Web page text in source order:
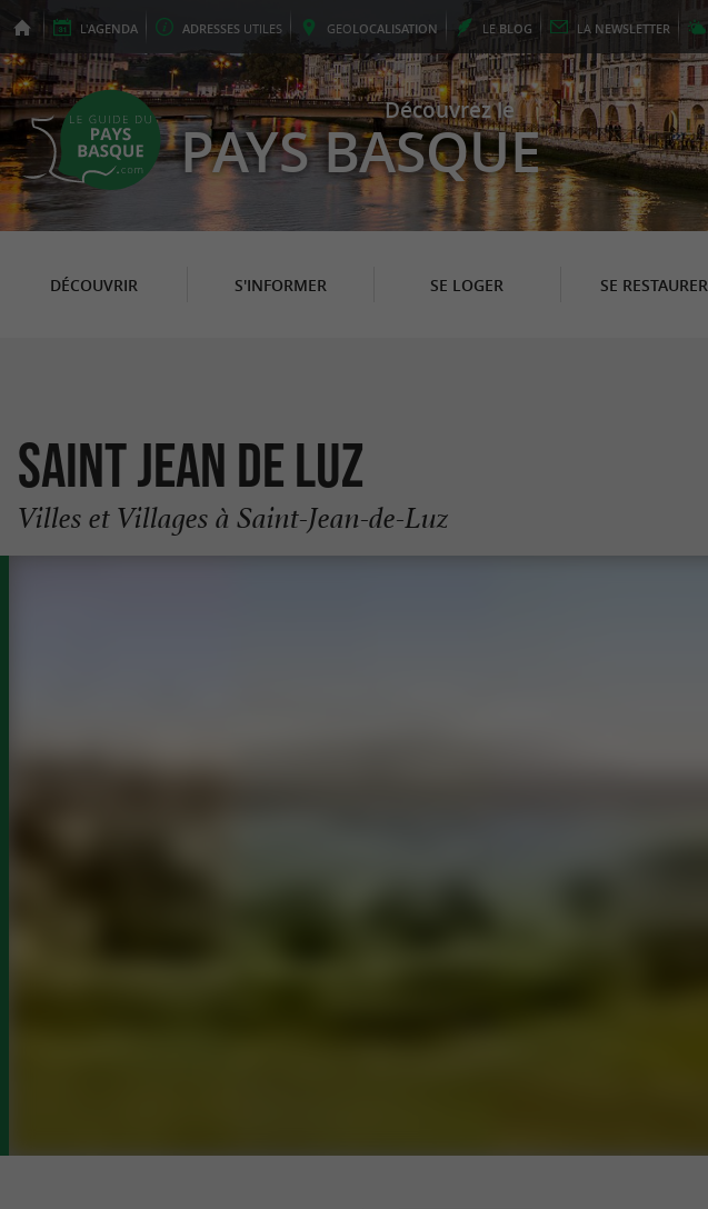
L'AGENDA ADRESSES UTILES GEOLOCALISATION LE BLOG LA NEWSLETTER
Découvrez le
PAYS BASQUE
DÉCOUVRIR S'INFORMER SE LOGER SE RESTAURER
Saint Jean de Luz
Villes et Villages à Saint-Jean-de-Luz